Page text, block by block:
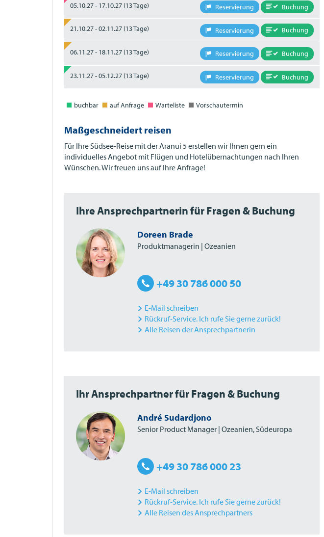
05.10.27 - 17.10.27 (13 Tage) Reservierung Buchung
21.10.27 - 02.11.27 (13 Tage) Reservierung Buchung
06.11.27 - 18.11.27 (13 Tage) Reservierung Buchung
23.11.27 - 05.12.27 (13 Tage) Reservierung Buchung
buchbar auf Anfrage Warteliste Vorschautermin
Maßgeschneidert reisen
Für Ihre Südsee-Reise mit der Aranui 5 erstellen wir Ihnen gern ein
individuelles Angebot mit Flügen und Hotelübernachtungen nach Ihren
Wünschen. Wir freuen uns auf Ihre Anfrage!
Ihre Ansprechpartnerin für Fragen & Buchung
Doreen Brade
Produktmanagerin | Ozeanien
+49 30 786 000 50
E-Mail schreiben
Rückruf-Service. Ich rufe Sie gerne zurück!
Alle Reisen der Ansprechpartnerin
Ihr Ansprechpartner für Fragen & Buchung
André Sudardjono
Senior Product Manager | Ozeanien, Südeuropa
+49 30 786 000 23
E-Mail schreiben
Rückruf-Service. Ich rufe Sie gerne zurück!
Alle Reisen des Ansprechpartners